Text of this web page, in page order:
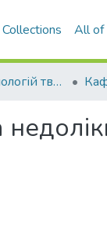
All of
Факультет технологій тваринництва та продовольства